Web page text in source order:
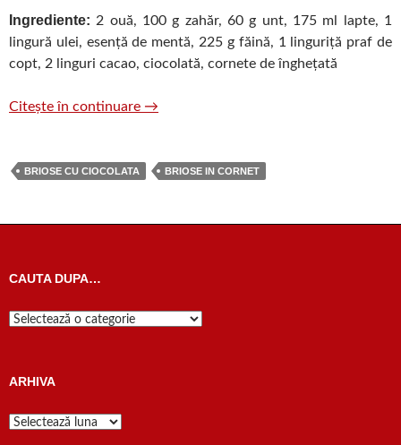
Ingrediente: 2 ouă, 100 g zahăr, 60 g unt, 175 ml lapte, 1
lingură ulei, esență de mentă, 225 g făină, 1 linguriță praf de
copt, 2 linguri cacao, ciocolată, cornete de înghețată
Citește în continuare Brioșe în cornet de înghețată
→
BRIOSE CU CIOCOLATA BRIOSE IN CORNET
CAUTA DUPA…
Cauta
ARHIVA
Arhiva